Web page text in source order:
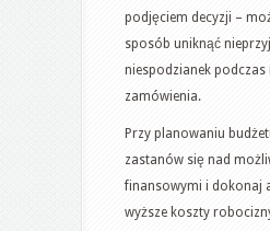
podjęciem decyzji –
sposób uniknąć
niespodzianek podczas
zamówienia.
Przy planowaniu
zastanów się nad
finansowymi i dokonaj
wyższe koszty